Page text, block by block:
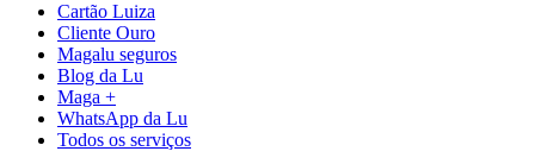
Cartão Luiza
Cliente Ouro
Magalu seguros
Blog da Lu
Maga +
WhatsApp da Lu
Todos os serviços